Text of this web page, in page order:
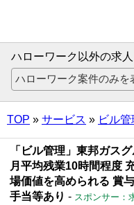
ハローワーク以外の求
TOP » サービス » ビル管
「ビル管理」東邦ガス
月平均残業10時間程度
場価値を高められる 賞
手当等あり - スポンサー：